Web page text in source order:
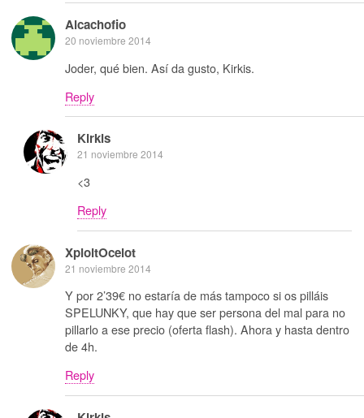
Alcachofio
20 noviembre 2014
Joder, qué bien. Así da gusto, Kirkis.
Reply
Kirkis
21 noviembre 2014
<3
Reply
XploitOcelot
21 noviembre 2014
Y por 2’39€ no estaría de más tampoco si os pilláis
SPELUNKY, que hay que ser persona del mal para no
pillarlo a ese precio (oferta flash). Ahora y hasta dentro
de 4h.
Reply